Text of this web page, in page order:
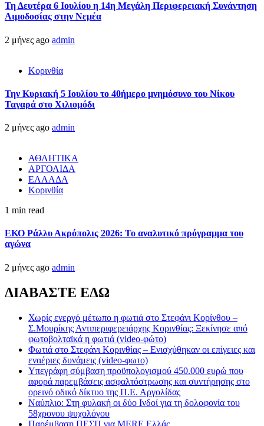
Τη Δευτέρα 6 Ιουλίου η 14η Μεγάλη Περιφερειακή Συνάντηση
Αιμοδοσίας στην Νεμέα
2 μήνες ago admin
Κορινθία
Την Κυριακή 5 Ιουλίου το 40ήμερο μνημόσυνο του Νίκου
Ταγαρά στο Χιλιομόδι
2 μήνες ago admin
ΑΘΛΗΤΙΚΑ
ΑΡΓΟΛΙΔΑ
ΕΛΛΑΔΑ
Κορινθία
1 min read
ΕΚΟ Ράλλυ Ακρόπολις 2026: Το αναλυτικό πρόγραμμα του
αγώνα
2 μήνες ago admin
ΔΙΑΒΑΣΤΕ ΕΔΩ
Χωρίς ενεργό μέτωπο η φωτιά στο Στεφάνι Κορίνθου –
Σ.Μουρίκης Αντιπεριφερειάρχης Κορινθίας: Ξεκίνησε από
φωτοβολταϊκά η φωτιά (video-φώτο)
Φωτιά στο Στεφάνι Κορινθίας – Ενισχύθηκαν οι επίγειες και
εναέριες δυνάμεις (video-φωτο)
Υπεγράφη σύμβαση προϋπολογισμού 450.000 ευρώ που
αφορά παρεμβάσεις ασφαλτόστρωσης και συντήρησης στο
ορεινό οδικό δίκτυο της Π.Ε. Αργολίδας
Ναύπλιο: Στη φυλακή οι δύο Ινδοί για τη δολοφονία του
58χρονου ψυχολόγου
Παρέμβαση ΠΕΣΠ για MERE Ελλάς